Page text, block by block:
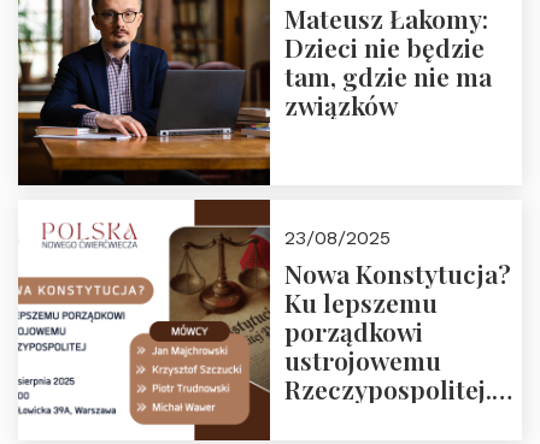
Mateusz Łakomy:
Dzieci nie będzie
tam, gdzie nie ma
związków
23/08/2025
Nowa Konstytucja?
Ku lepszemu
porządkowi
ustrojowemu
Rzeczypospolitej.